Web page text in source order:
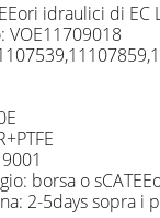
idraulici di EC
VOE11709018
borsa o
2-5days sopra i